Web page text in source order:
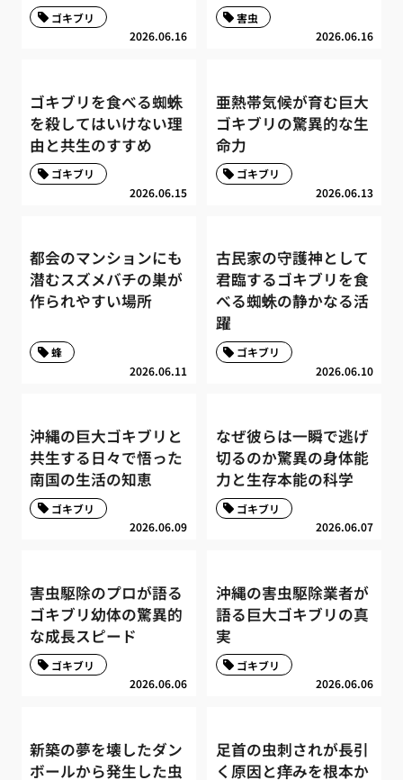
2026.06.16
ゴキブリ
2026.06.16
害虫
ゴキブリを食べる蜘蛛
を殺してはいけない理
由と共生のすすめ
2026.06.15
ゴキブリ
亜熱帯気候が育む巨大
ゴキブリの驚異的な生
命力
2026.06.13
ゴキブリ
都会のマンションにも
潜むスズメバチの巣が
作られやすい場所
2026.06.11
蜂
古民家の守護神として
君臨するゴキブリを食
べる蜘蛛の静かなる活
躍
2026.06.10
ゴキブリ
沖縄の巨大ゴキブリと
共生する日々で悟った
南国の生活の知恵
2026.06.09
ゴキブリ
なぜ彼らは一瞬で逃げ
切るのか驚異の身体能
力と生存本能の科学
2026.06.07
ゴキブリ
害虫駆除のプロが語る
ゴキブリ幼体の驚異的
な成長スピード
2026.06.06
ゴキブリ
沖縄の害虫駆除業者が
語る巨大ゴキブリの真
実
2026.06.06
ゴキブリ
新築の夢を壊したダン
ボールから発生した虫
足首の虫刺されが長引
く原因と痒みを根本か